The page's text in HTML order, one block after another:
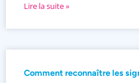
Lire la suite »
Comment reconnaître les